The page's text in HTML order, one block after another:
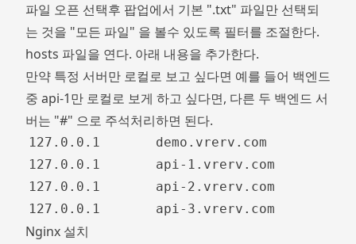
파일 오픈 선택후 팝업에서 기본 ".txt" 파일만 선택되
는 것을 "모든 파일" 을 볼수 있도록 필터를 조절한다.
hosts 파일을 연다. 아래 내용을 추가한다.
만약 특정 서버만 로컬로 보고 싶다면 예를 들어 백엔드
중 api-1만 로컬로 보게 하고 싶다면, 다른 두 백엔드 서
버는 "#" 으로 주석처리하면 된다.
Nginx 설치